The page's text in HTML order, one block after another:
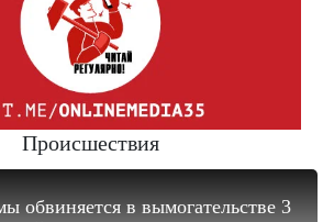
Происшествия
обвиняется в вымогательстве 3